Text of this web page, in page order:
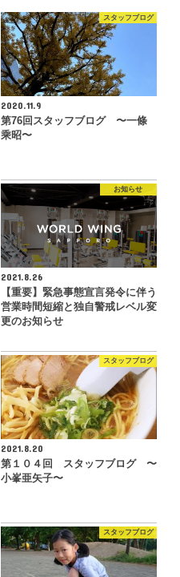
スタッフブログ
2020.11.9
第76回スタッフブログ 〜一條
乘昭〜
お知らせ
2021.8.26
【重要】緊急事態宣言発令に伴う
営業時間短縮と独自警戒レベル変
更のお知らせ
スタッフブログ
2021.8.20
第１０４回 スタッフブログ 〜
小峯亜矢子〜
スタッフブログ